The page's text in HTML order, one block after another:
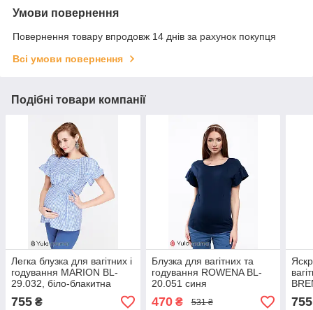
Умови повернення
Повернення товару впродовж 14 днів за рахунок покупця
Всі умови повернення
Подібні товари компанії
Легка блузка для вагітних і
годування MARION BL-
29.032, біло-блакитна
клітка S
755 ₴
Блузка для вагітних та
годування ROWENA BL-
20.051 синя
470₴ 531 ₴ 755